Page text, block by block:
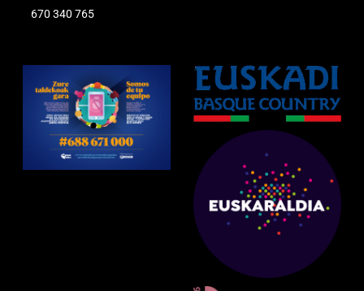
670 340 765